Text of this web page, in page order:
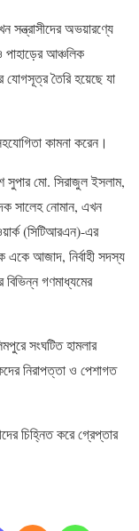
সন্ত্রাসীদের অভয়ারণ্যে
আঞ্চলিক
যোগসূত্র তৈরি হয়েছে যা
কামনা করেন।
সুপার মো. সিরাজুল ইসলাম,
সালেহ নোমান, এখন
(সিটিআরএন)-এর
আজাদ, নির্বাহী সদস্য
গণমাধ্যমের
সংঘটিত হামলার
নিরাপত্তা ও পেশাগত
চিহ্নিত করে গ্রেপ্তার